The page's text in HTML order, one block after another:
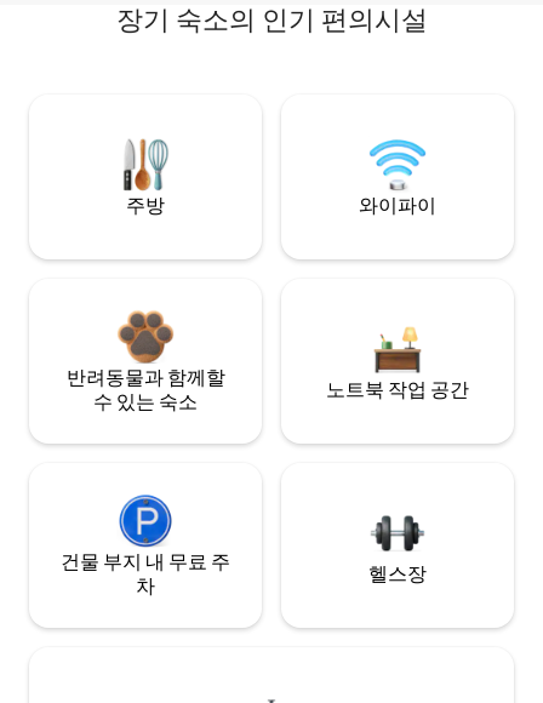
장기 숙소의 인기 편의시설
주방 와이파이
반려동물과 함께할
수 있는 숙소
노트북 작업 공간
건물 부지 내 무료 주
차
헬스장